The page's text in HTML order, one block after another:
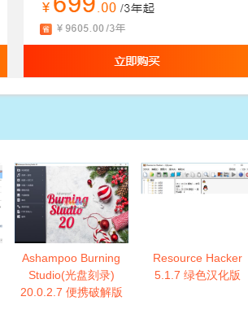
Ashampoo Burning
Studio(光盘刻录)
20.0.2.7 便携破解版
Resource Hacker
5.1.7 绿色汉化版